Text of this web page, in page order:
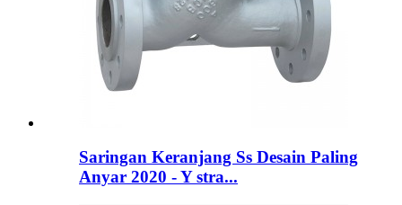
Saringan Keranjang Ss Desain Paling
Anyar 2020 - Y stra...